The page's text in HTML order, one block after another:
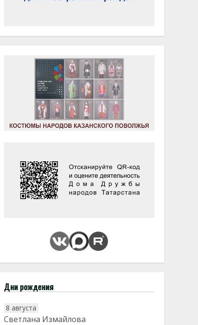
Дни рождения
8 августа
Светлана Измайлова